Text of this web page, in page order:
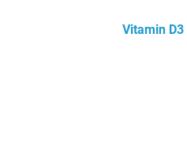
Vitamin